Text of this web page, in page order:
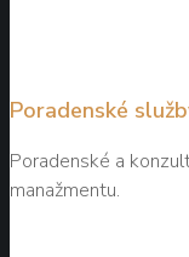
Poradenské
Poradenské a
manažmentu.